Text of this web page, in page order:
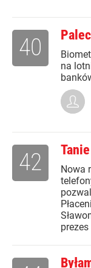
na
40
Nowa
prezes
42